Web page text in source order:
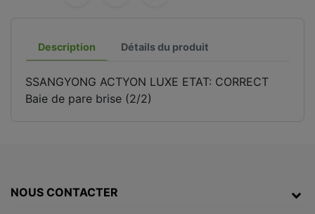
Description Détails du produit
SSANGYONG ACTYON LUXE ETAT: CORRECT
Baie de pare brise (2/2)
NOUS CONTACTER